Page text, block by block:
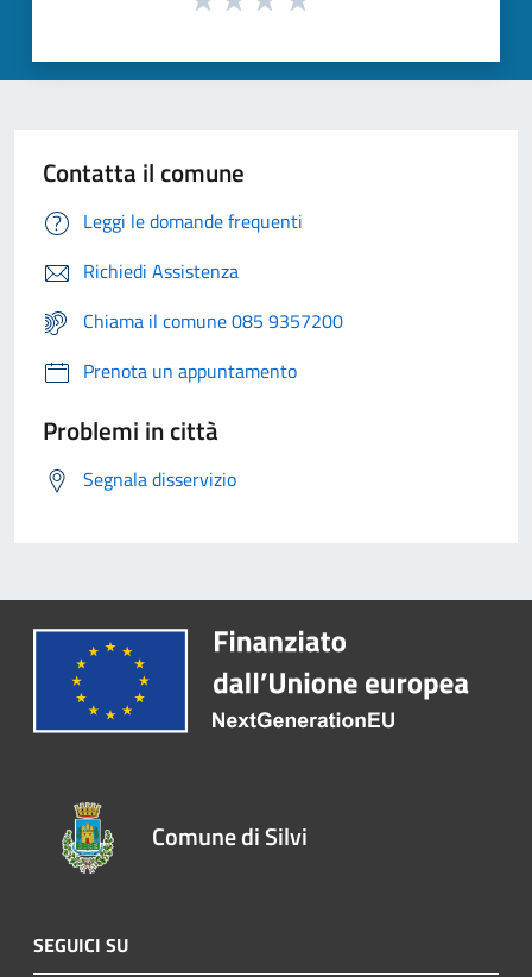
Contatta il comune
Leggi le domande frequenti
Richiedi Assistenza
Chiama il comune 085 9357200
Prenota un appuntamento
Problemi in città
Segnala disservizio
Comune di Silvi
SEGUICI SU